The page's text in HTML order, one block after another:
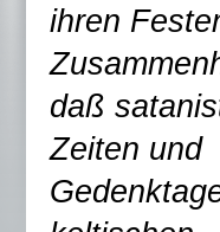
ihren
daß
Zeiten und